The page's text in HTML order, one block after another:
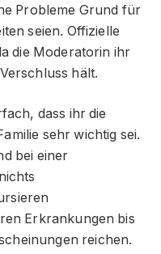
Probleme Grund für
seien. Offizielle
die Moderatorin ihr
hält.
dass ihr die
sehr wichtig sei.
bei einer
Erkrankungen bis
reichen.